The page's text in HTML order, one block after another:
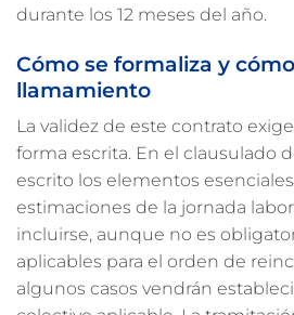
durante los 12 meses del año.
Cómo se formaliza y
llamamiento
La validez de este contrato
forma escrita. En el clausulado
escrito los elementos
estimaciones de la jornada
incluirse, aunque no es
aplicables para el orden de
algunos casos vendrán